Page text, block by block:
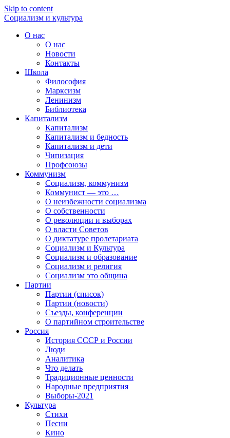
Skip to content
Социализм и культура
О нас
О нас
Новости
Контакты
Школа
Философия
Марксизм
Ленинизм
Библиотека
Капитализм
Капитализм
Капитализм и бедность
Капитализм и дети
Чипизация
Профсоюзы
Коммунизм
Социализм, коммунизм
Коммунист — это …
О неизбежности социализма
О собственности
О революции и выборах
О власти Советов
О диктатуре пролетариата
Социализм и Культура
Социализм и образование
Социализм и религия
Социализм это община
Партии
Партии (список)
Партии (новости)
Съезды, конференции
О партийном строительстве
Россия
История СССР и России
Люди
Аналитика
Что делать
Традиционные ценности
Народные предприятия
Выборы-2021
Культура
Стихи
Песни
Кино